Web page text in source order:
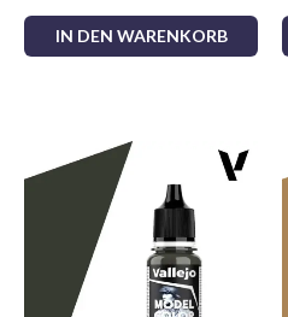
IN DEN WARENKORB